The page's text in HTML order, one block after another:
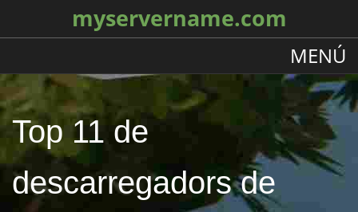
myservername.com
MENÚ
Top 11 de
descarregadors de